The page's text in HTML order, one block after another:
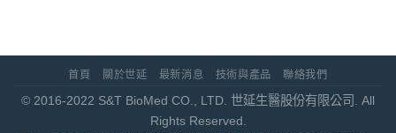
首頁 關於世延 最新消息 技術與產品 聯絡我們
© 2016-2022 S&T BioMed CO., LTD. 世延生醫股份有限公司. All
Rights Reserved.